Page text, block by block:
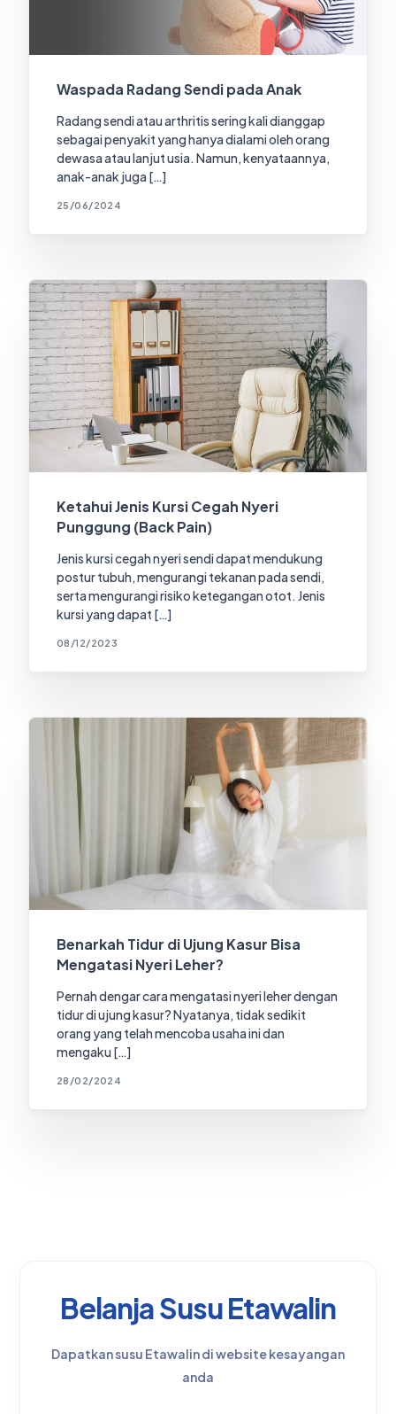
Waspada Radang Sendi pada Anak
Radang sendi atau arthritis sering kali dianggap
sebagai penyakit yang hanya dialami oleh orang
dewasa atau lanjut usia. Namun, kenyataannya,
anak-anak juga […]
25/06/2024
Ketahui Jenis Kursi Cegah Nyeri
Punggung (Back Pain)
Jenis kursi cegah nyeri sendi dapat mendukung
postur tubuh, mengurangi tekanan pada sendi,
serta mengurangi risiko ketegangan otot. Jenis
kursi yang dapat […]
08/12/2023
Benarkah Tidur di Ujung Kasur Bisa
Mengatasi Nyeri Leher?
Pernah dengar cara mengatasi nyeri leher dengan
tidur di ujung kasur? Nyatanya, tidak sedikit
orang yang telah mencoba usaha ini dan
mengaku […]
28/02/2024
Belanja Susu Etawalin
Dapatkan susu Etawalin di website kesayangan
anda